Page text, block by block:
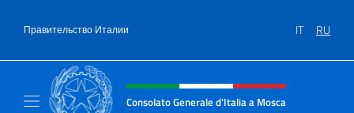
Правительство Италии IT RU
Шапка сайта, соцсети и
Consolato Generale d'Italia a Mosca